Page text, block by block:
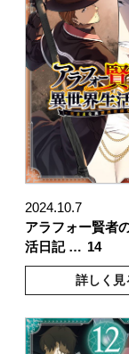
2024.10.7
アラフォー賢者
活日記 … 14
詳しく見